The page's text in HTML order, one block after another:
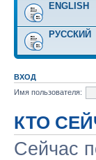
ENGLISH
РУССКИЙ
ВХОД
Имя пользователя:
КТО
Сейчас